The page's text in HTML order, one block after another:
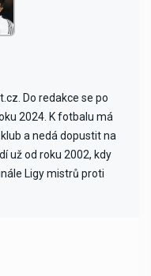
Do redakce se po
2024. K fotbalu má
a nedá dopustit na
už od roku 2002, kdy
Ligy mistrů proti